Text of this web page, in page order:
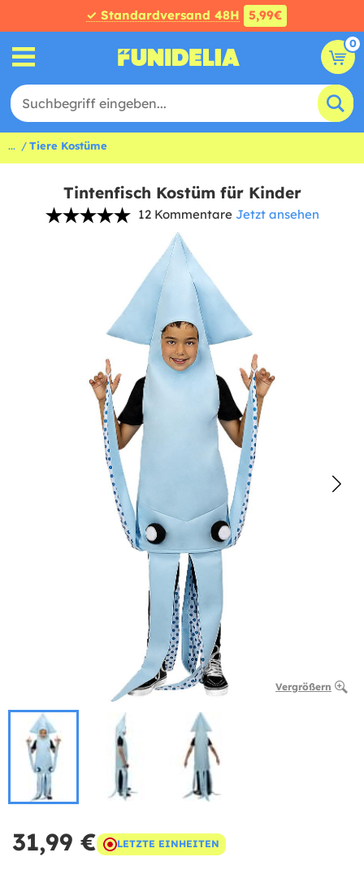
✓ Standardversand 48H 5,99€
0
... Tiere Kostüme
Tintenfisch Kostüm für Kinder
12 Kommentare Jetzt ansehen
Vergrößern
31,99 € LETZTE EINHEITEN